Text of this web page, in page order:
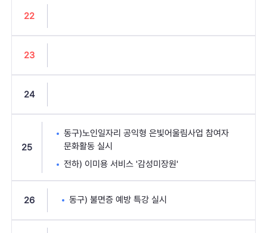
22
23
24
25
동구)노인일자리 공익형 은빛어울림사업 참여자
문화활동 실시
전하) 이미용 서비스 '감성미장원'
26 동구) 불면증 예방 특강 실시